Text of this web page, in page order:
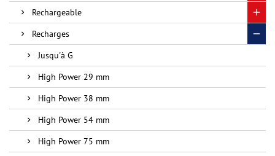
Rechargeable
Recharges
Jusqu'à G
High Power 29 mm
High Power 38 mm
High Power 54 mm
High Power 75 mm